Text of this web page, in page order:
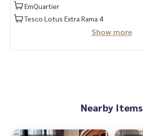
ร้านอาหารในโครงการ
กล้องวงจรปิด CCTV 24 ชั่วโมง
Lotus พระราม 4 : 1.0 กม.
Miracle Mall : 1.0 กม.
EmQuartier
Tesco Lotus Extra Rama 4
Show more
Nearby Items